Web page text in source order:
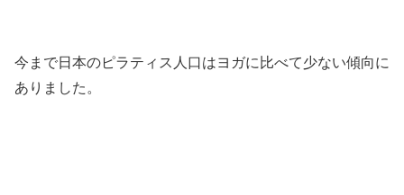
今まで日本のピラティス人口はヨガに比べて少ない傾向に
ありました。